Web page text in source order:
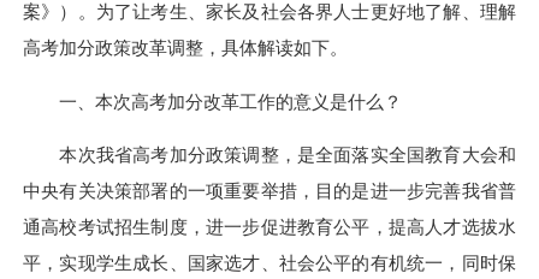
案》）。为了让考生、家长及社会各界人士更好地了解、理解
高考加分政策改革调整，具体解读如下。
一、本次高考加分改革工作的意义是什么？
本次我省高考加分政策调整，是全面落实全国教育大会和
中央有关决策部署的一项重要举措，目的是进一步完善我省普
通高校考试招生制度，进一步促进教育公平，提高人才选拔水
平，实现学生成长、国家选才、社会公平的有机统一，同时保